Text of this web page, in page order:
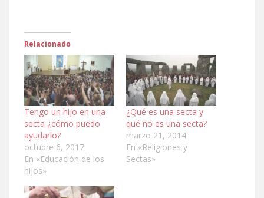
Relacionado
Tengo un hijo en una
secta ¿cómo puedo
ayudarlo?
octubre 6, 2017
En «Educación de los
hijos»
¿Qué es una secta y
qué no es una secta?
marzo 21, 2014
En «Religiones y
Sectas»